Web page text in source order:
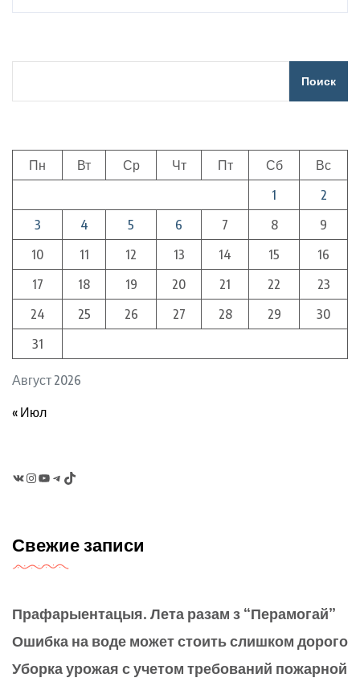
Поиск
Август 2026
Пн Вт Ср Чт Пт Сб
Вс
1
2
3
4 5 6 7 8
9
10
11 12 13 14 15
16
17
18 19 20 21 22
23
24
25 26 27 28 29
30
31
« Июл
Instagram
YouTubeTelegram
TikTok
Свежие записи
Прафарыентацыя. Лета разам з “Перамогай”
Ошибка на воде может стоить слишком дорого
Уборка урожая с учетом требований пожарной